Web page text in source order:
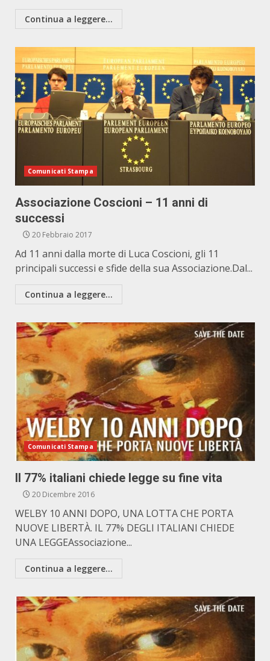
Continua a leggere...
Comunicati Stampa
Associazione Coscioni – 11 anni di
successi
20 Febbraio 2017
Ad 11 anni dalla morte di Luca Coscioni, gli 11
principali successi e sfide della sua Associazione.Dal...
Continua a leggere...
Comunicati Stampa
Il 77% italiani chiede legge su fine vita
20 Dicembre 2016
WELBY 10 ANNI DOPO, UNA LOTTA CHE PORTA
NUOVE LIBERTÀ. IL 77% DEGLI ITALIANI CHIEDE
UNA LEGGEAssociazione...
Continua a leggere...